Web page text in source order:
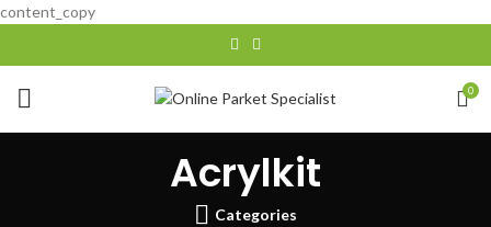
content_copy
0
Acrylkit
Categories